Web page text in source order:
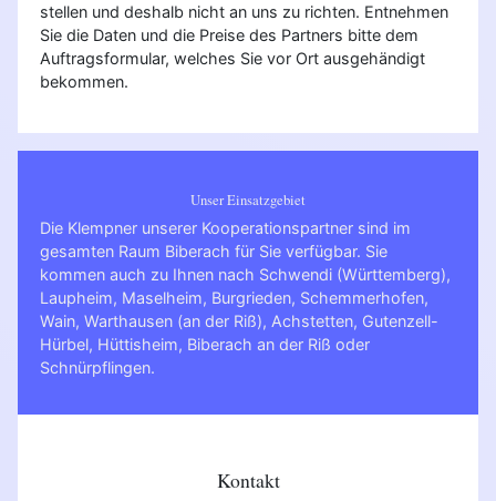
stellen und deshalb nicht an uns zu richten. Entnehmen
Sie die Daten und die Preise des Partners bitte dem
Auftragsformular, welches Sie vor Ort ausgehändigt
bekommen.
Unser Einsatzgebiet
Die Klempner unserer Kooperationspartner sind im
gesamten Raum Biberach für Sie verfügbar. Sie
kommen auch zu Ihnen nach Schwendi (Württemberg),
Laupheim, Maselheim, Burgrieden, Schemmerhofen,
Wain, Warthausen (an der Riß), Achstetten, Gutenzell-
Hürbel, Hüttisheim, Biberach an der Riß oder
Schnürpflingen.
Kontakt